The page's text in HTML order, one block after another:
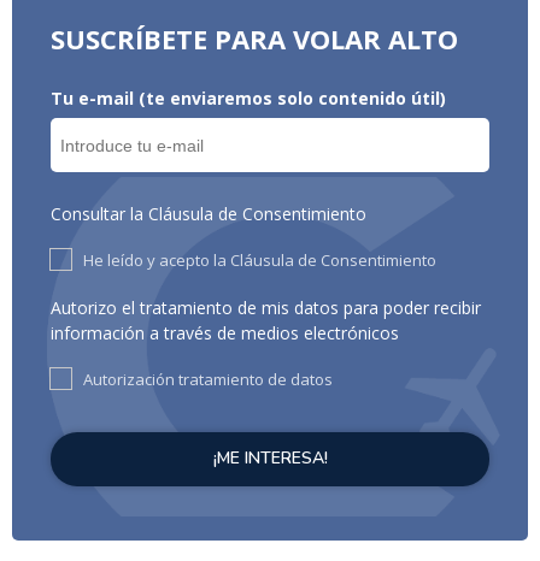
SUSCRÍBETE PARA VOLAR ALTO
Tu e-mail (te enviaremos solo contenido útil)
Consultar la Cláusula de Consentimiento
He leído y acepto la Cláusula de Consentimiento
Autorizo el tratamiento de mis datos para poder recibir
información a través de medios electrónicos
Autorización tratamiento de datos